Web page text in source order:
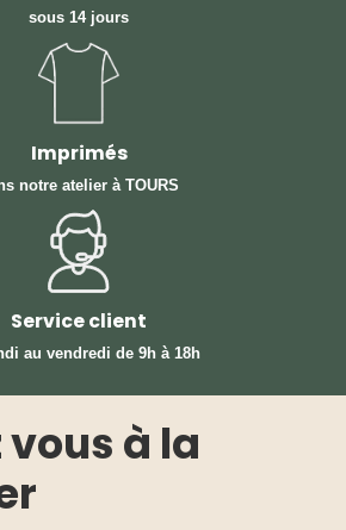
sous 14 jours
Imprimés
notre atelier à TOURS
Service client
au vendredi de 9h à 18h
à la